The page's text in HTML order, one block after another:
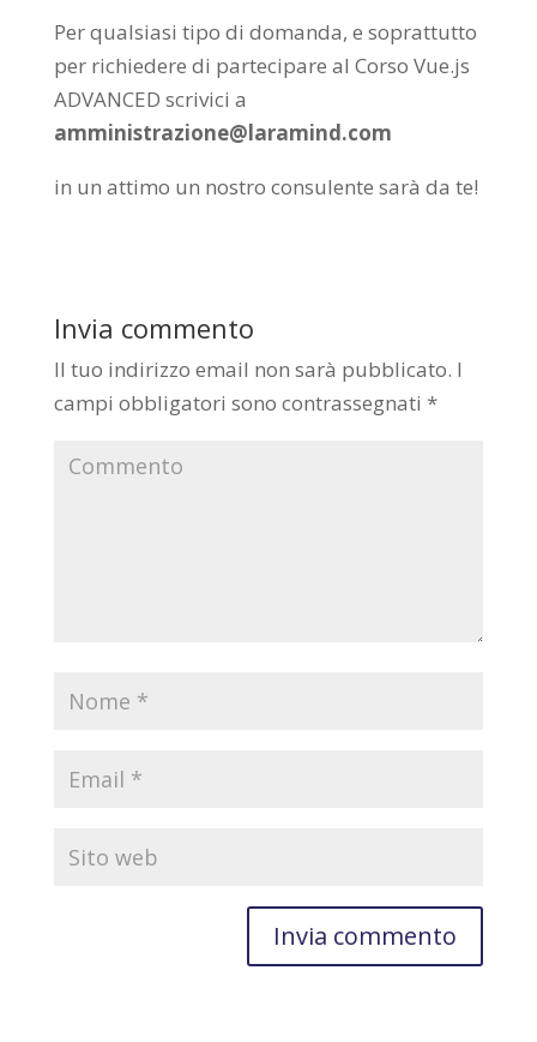
Per qualsiasi tipo di domanda, e soprattutto
per richiedere di partecipare al Corso Vue.js
ADVANCED scrivici a
amministrazione@laramind.com
in un attimo un nostro consulente sarà da te!
Invia commento
Il tuo indirizzo email non sarà pubblicato. I
campi obbligatori sono contrassegnati *